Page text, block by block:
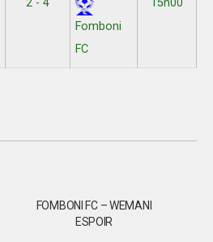
2 - 4
Fomboni
FC
15h00
FOMBONI FC – WEMANI
ESPOIR